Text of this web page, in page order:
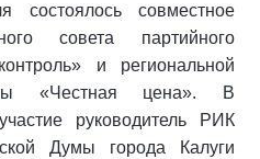
совместное
совета партийного
и региональной
«Честная цена». В
руководитель РИК
Думы города Калуги